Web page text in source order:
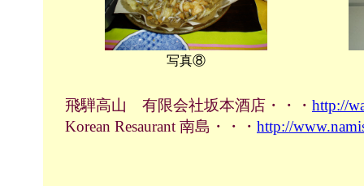
写真⑧
飛騨高山 有限会社坂本酒店・・・ http://
Korean Resaurant 南島・・・ http://